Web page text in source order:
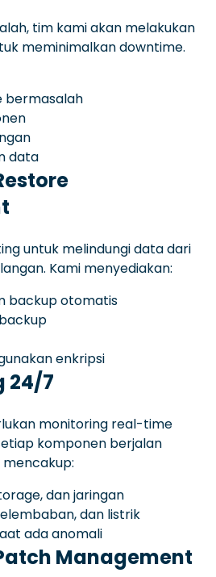
tim kami akan melakukan
meminimalkan downtime.
bermasalah
data
untuk melindungi data dari
Kami menyediakan:
backup otomatis
enkripsi
24/7
monitoring real-time
komponen berjalan
mencakup:
dan jaringan
dan listrik
ada anomali
Management